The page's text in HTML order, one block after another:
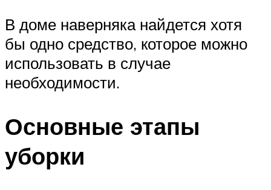
В доме наверняка найдется хотя
бы одно средство, которое можно
использовать в случае
необходимости.
Основные этапы
уборки